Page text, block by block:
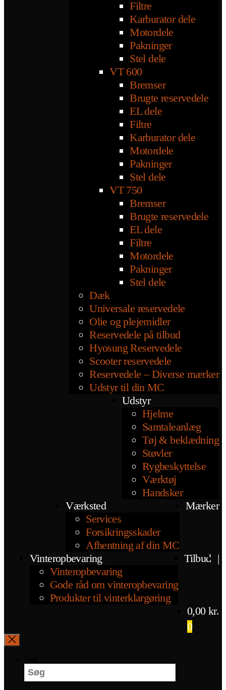
Filtre
Karburator dele
Motordele
Pakninger
Stel dele
VT 600
Bremser
Brugte reservedele
EL dele
Filtre
Karburator dele
Motordele
Pakninger
Stel dele
VT 750
Bremser
Brugte reservedele
EL dele
Filtre
Motordele
Pakninger
Stel dele
Dæk
Universale reservedele
Olie og plejemidler
Reservedele på tilbud
Hyosung Reservedele
Scooter reservedele
Reservedele – Diverse mærker
Udstyr til din MC
Udstyr
Hjelme
Samtaleanlæg
Tøj & beklædning
Støvler
Rygbeskyttelse
Værktøj
Handsker
Værksted
Services
Forsikringsskader
Afhentning af din MC
Mærker
Vinteropbevaring
Vinteropbevaring
Gode råd om vinteropbevaring
Produkter til vinterklargøring
Tilbud |
0,00 kr.
0